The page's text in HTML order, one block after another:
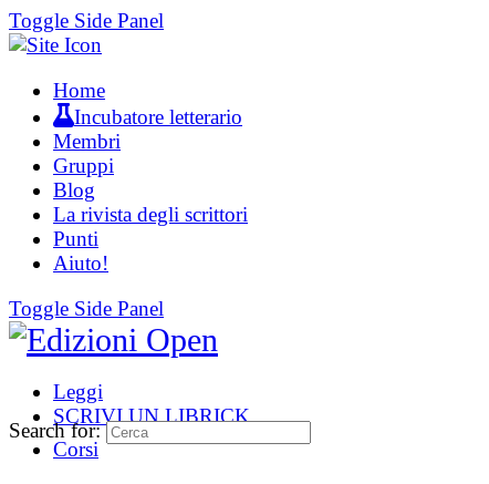
Toggle Side Panel
Home
Incubatore letterario
Membri
Gruppi
Blog
La rivista degli scrittori
Punti
Aiuto!
Toggle Side Panel
Leggi
SCRIVI UN LIBRICK
Corsi
Search for: